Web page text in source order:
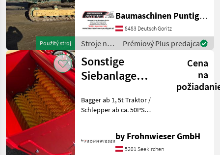
Použitý stroj
Vermietung von
Baumaschinen Besuchen
Sie unsere
Baumaschinenangebote
auch
Baumaschinen Puntigam GmbH
8483 Deutsch Goritz
Stroje na
stavbu /
Sonstige
Prémiový Plus predajca
Sonstige
Siebanlage
Lader Traktor
Schleppe
Cena
na
Bagger ab 1, 5t Traktor /
Schlepper ab ca. 50PS
Fragen einfach melden.
Gruß Matthias by
by Frohnwieser GmbH
5201 Seekirchen